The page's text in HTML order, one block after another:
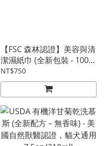
【FSC 森林認證】美容與清
潔濕紙巾 (全新包裝 - 100抽
) - 敏感性肌膚狗狗專用
NT$750